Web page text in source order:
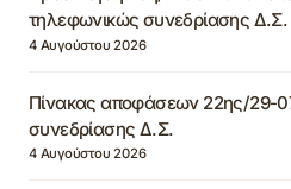
τηλεφωνικώς συνεδρίασης Δ.Σ.
4 Αυγούστου 2026
Πίνακας αποφάσεων 22ης/29-
συνεδρίασης Δ.Σ.
4 Αυγούστου 2026